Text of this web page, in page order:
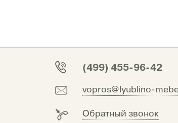
(499) 455-96-42
vopros@lyublino-
Обратный звонок